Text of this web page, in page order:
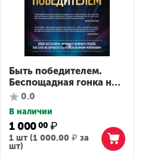
Быть победителем.
Беспощадная гонка на
пути к совершенству
0.0
В наличии
1 00000 ₽
1 шт (1 000.00 ₽ за
шт)